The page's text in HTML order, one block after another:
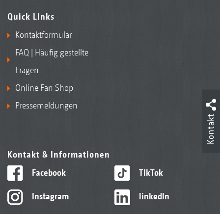
Quick Links
Kontaktformular
FAQ | Häufig gestellte
Fragen
Online Fan Shop
Pressemeldungen
Kontakt & Informationen
Facebook
Instagram
TikTok
linkedIn
Kontakt